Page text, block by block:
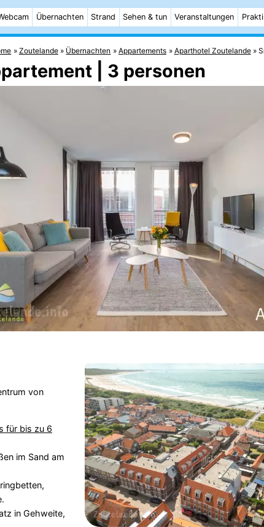
Übernachten Strand Sehen & tun Veranstaltungen
Zoutelande Übernachten Appartements Aparthotel Zoutelande
| 3 personen
von
für bis zu 6
im Sand am
in Gehweite,